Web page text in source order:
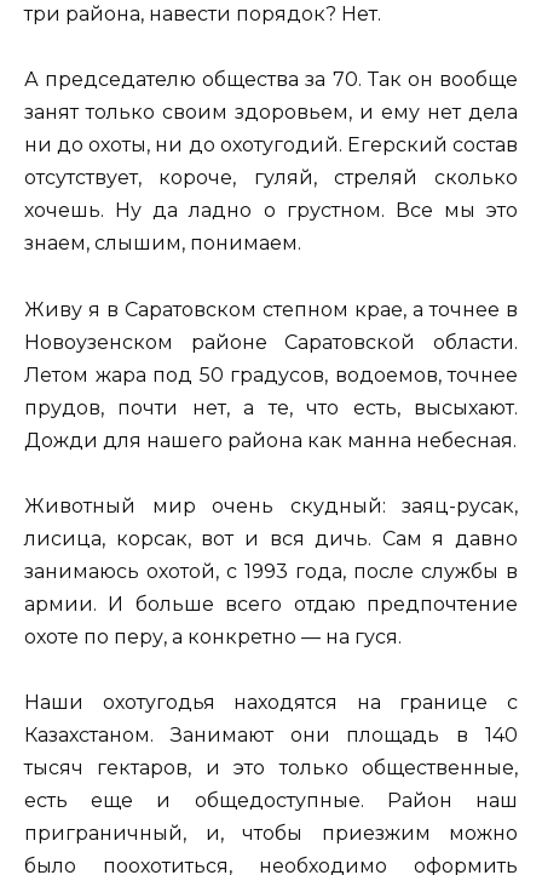
три района, навести порядок? Нет.
А председателю общества за 70. Так он вообще
занят только своим здоровьем, и ему нет дела
ни до охоты, ни до охотугодий. Егерский состав
отсутствует, короче, гуляй, стреляй сколько
хочешь. Ну да ладно о грустном. Все мы это
знаем, слышим, понимаем.
Живу я в Саратовском степном крае, а точнее в
Новоузенском районе Саратовской области.
Летом жара под 50 градусов, водоемов, точнее
прудов, почти нет, а те, что есть, высыхают.
Дожди для нашего района как манна небесная.
Животный мир очень скудный: заяц-русак,
лисица, корсак, вот и вся дичь. Сам я давно
занимаюсь охотой, с 1993 года, после службы в
армии. И больше всего отдаю предпочтение
охоте по перу, а конкретно — на гуся.
Наши охотугодья находятся на границе с
Казахстаном. Занимают они площадь в 140
тысяч гектаров, и это только общественные,
есть еще и общедоступные. Район наш
приграничный, и, чтобы приезжим можно
было поохотиться, необходимо оформить